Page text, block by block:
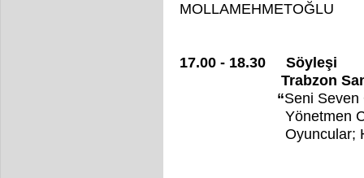
MOLLAMEHMETOĞLU
17.00 - 18.30 Söyleşi
Trabzon
“Seni Seven
Yönetmen Cem
Oyuncular; Hüseyin